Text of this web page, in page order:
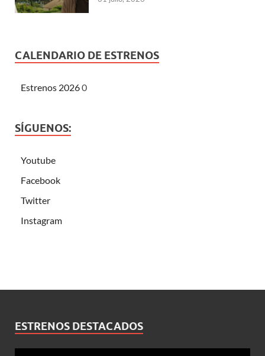
CALENDARIO DE ESTRENOS
Estrenos 20260
SÍGUENOS:
Youtube
Facebook
Twitter
Instagram
ESTRENOS DESTACADOS